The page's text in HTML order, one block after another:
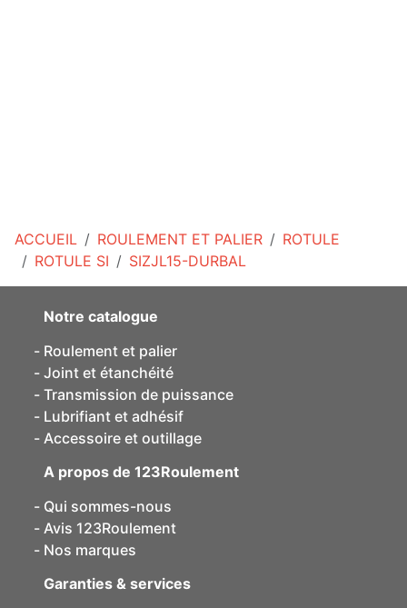
ACCUEIL ROULEMENT ET PALIER
ROTULE
ROTULE SI
SIZJL15-DURBAL
Notre catalogue
Roulement et palier
Joint et étanchéité
Transmission de puissance
Lubrifiant et adhésif
Accessoire et outillage
A propos de 123Roulement
Qui sommes-nous
Avis 123Roulement
Nos marques
Garanties & services